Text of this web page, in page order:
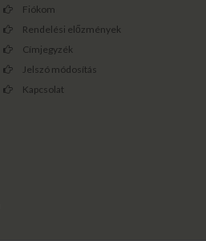
Fiókom
Rendelési előzmények
Címjegyzék
Jelszó módosítás
Kapcsolat